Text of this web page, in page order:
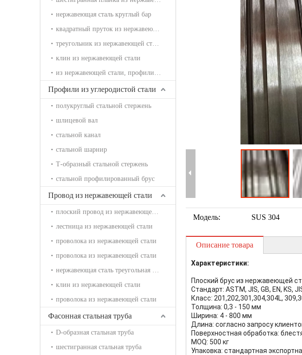
нержавеющая сталь круглый бар
квадратный пруток из нержавеющей стали
треугольник из нержавеющей стали
клин из нержавеющей стали
из нержавеющей стали, профилированный брус
Профили из углеродистой стали
полукруглый стальной стержень
шлицевой вал
стальной канал
стальной шарнир
Т-образный стальной стержень
стальной профилированный брус
Провод из нержавеющей стали
плоский провод из нержавеющей стали
лестница из нержавеющей стали
проволока из нержавеющей стали
проволока из нержавеющей стали
нержавеющая сталь треугольная проволока
клин из нержавеющей стали
проволока из нержавеющей стали
Фасонная стальная труба
D-образная стальная труба
шестигранная стальная труба
Модель: SUS 304
Описание товара
Характеристики:
Плоский брус из нержавеющей
Стандарт: ASTM, JIS, GB, EN, KS,
Класс: 201,202,301,304,304L,
Толщина: 0,3 - 150 мм
Ширина: 4 - 800 мм
Длина: согласно запросу
Поверхностная обработка:
MOQ: 500 кг
Упаковка: стандартная